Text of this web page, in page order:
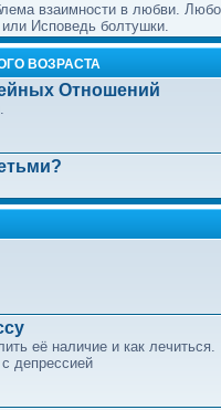
взаимности в любви.
Исповедь болтушки.
ВОЗРАСТА
Отношений
её наличие и как лечиться.
депрессией